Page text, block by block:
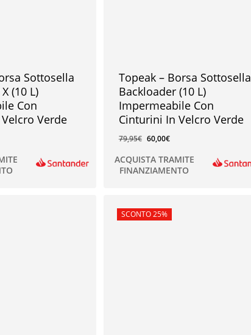
Sottosella
(10 L)
Con
Verde
Topeak – Borsa Sottosella
Backloader (10 L)
Impermeabile Con
Cinturini In Velcro Verde
79,95€ 60,00€
60,00€
ACQUISTA TRAMITE
FINANZIAMENTO
In offerta!
SCONTO 25%